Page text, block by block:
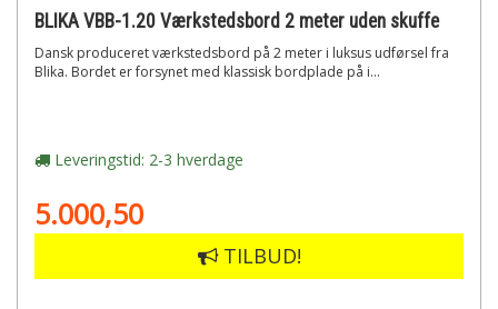
BLIKA VBB-1.20 Værkstedsbord 2 meter uden skuffe
Dansk produceret værkstedsbord på 2 meter i luksus udførsel fra
Blika. Bordet er forsynet med klassisk bordplade på i...
Leveringstid: 2-3 hverdage
5.000,50
TILBUD!